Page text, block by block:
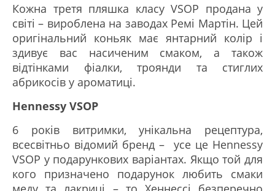
Кожна третя пляшка класу VSOP продана у
світі – вироблена на заводах Ремі Мартін. Цей
оригінальний коньяк має янтарний колір і
здивує вас насиченим смаком, а також
відтінками фіалки, троянди та стиглих
абрикосів у ароматиці.
Hennessy VSOP
6 років витримки, унікальна рецептура,
всесвітньо відомий бренд – усе це Hennessy
VSOP у подарункових варіантах. Якщо той для
кого призначено подарунок любить смаки